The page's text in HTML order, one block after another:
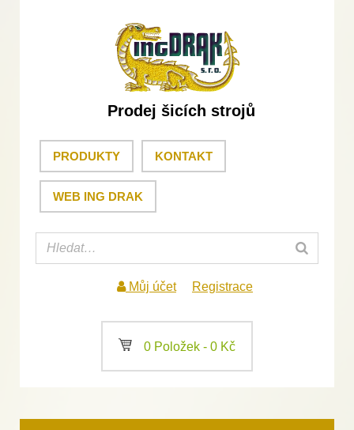
Prodej šicích strojů
PRODUKTY KONTAKT
WEB ING DRAK
Můj účet Registrace
a 0 Položek - 0 Kč